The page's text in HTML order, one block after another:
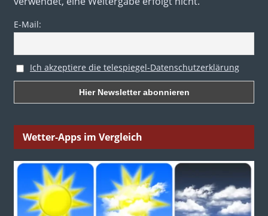
E-Mail:
Ich akzeptiere die telespiegel-Datenschutzerklärung
Wetter-Apps im Vergleich